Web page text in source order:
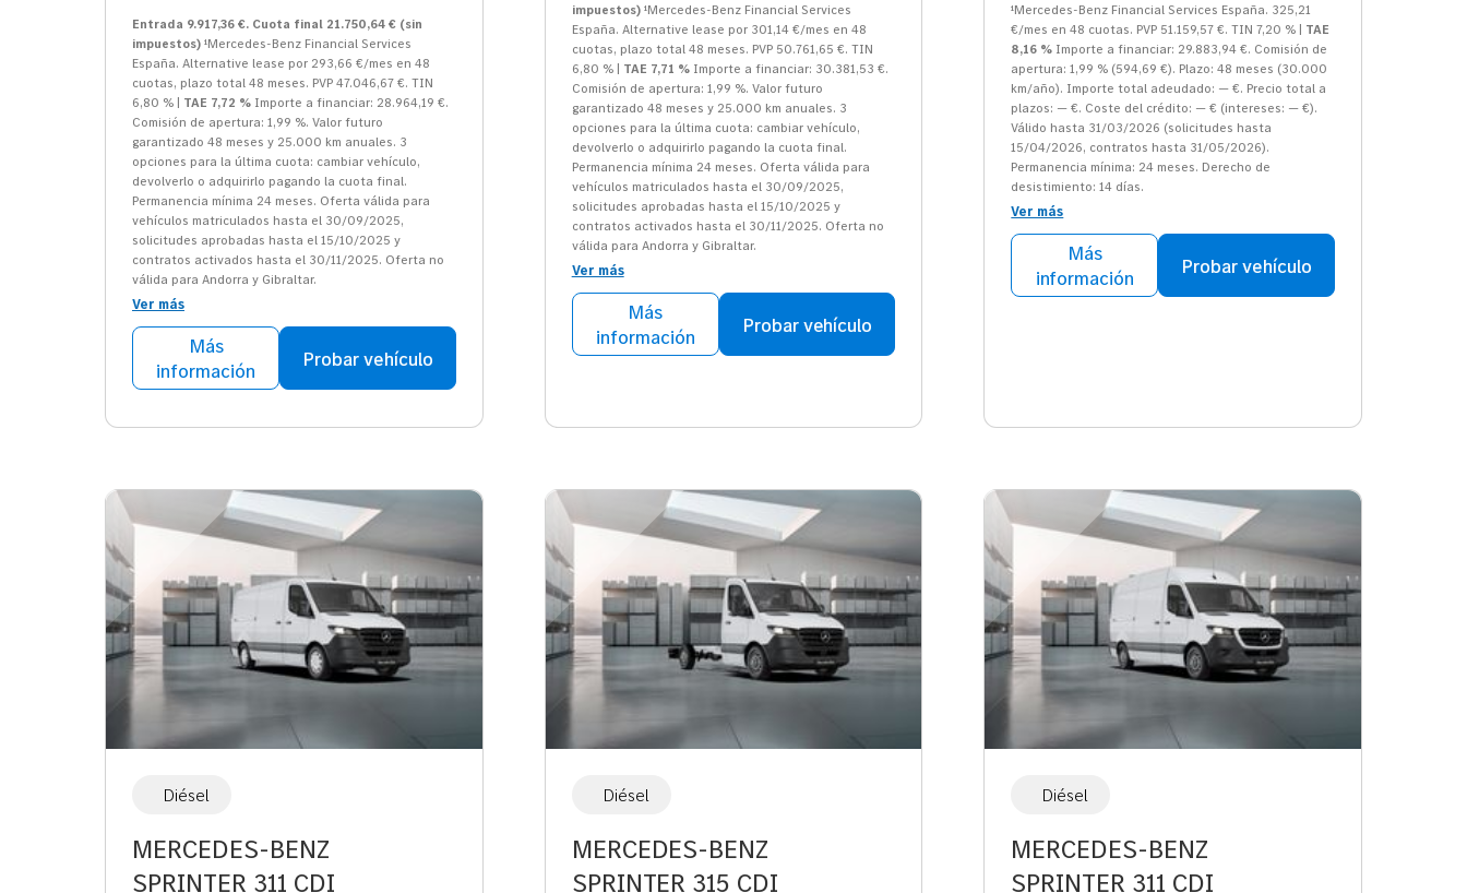
Entrada 9.917,36 €. Cuota final 21.750,64 € (sin
impuestos) ¹Mercedes-Benz Financial Services
España. Alternative lease por 293,66 €/mes en 48
cuotas, plazo total 48 meses. PVP 47.046,67 €. TIN
6,80 % | TAE 7,72 % Importe a financiar: 28.964,19 €.
Comisión de apertura: 1,99 %. Valor futuro
garantizado 48 meses y 25.000 km anuales. 3
opciones para la última cuota: cambiar vehículo,
devolverlo o adquirirlo pagando la cuota final.
Permanencia mínima 24 meses. Oferta válida para
vehículos matriculados hasta el 30/09/2025,
solicitudes aprobadas hasta el 15/10/2025 y
contratos activados hasta el 30/11/2025. Oferta no
válida para Andorra y Gibraltar.
Ver más
Más
información
Probar vehículo
impuestos)¹Mercedes-Benz Financial Services
España. Alternative lease por 301,14 €/mes en 48
cuotas, plazo total 48 meses. PVP 50.761,65 €. TIN
6,80 % | TAE 7,71 %Importe a financiar: 30.381,53 €.
Comisión de apertura: 1,99 %. Valor futuro
garantizado 48 meses y 25.000 km anuales. 3
opciones para la última cuota: cambiar vehículo,
devolverlo o adquirirlo pagando la cuota final.
Permanencia mínima 24 meses. Oferta válida para
vehículos matriculados hasta el 30/09/2025,
solicitudes aprobadas hasta el 15/10/2025 y
contratos activados hasta el 30/11/2025. Oferta no
válida para Andorra y Gibraltar.
Ver más
Más
información
Probar vehículo
¹Mercedes-Benz Financial Services España. 325,21
€/mes en 48 cuotas. PVP 51.159,57 €. TIN 7,20 % | TAE
8,16 % Importe a financiar: 29.883,94 €. Comisión de
apertura: 1,99 % (594,69 €). Plazo: 48 meses (30.000
km/año). Importe total adeudado: — €. Precio total a
plazos: — €. Coste del crédito: — € (intereses: — €).
Válido hasta 31/03/2026 (solicitudes hasta
15/04/2026, contratos hasta 31/05/2026).
Permanencia mínima: 24 meses. Derecho de
desistimiento: 14 días.
Ver más
Más
información
Probar vehículo
Diésel
MERCEDES-BENZ
SPRINTER 311 CDI
Diésel
MERCEDES-BENZ
SPRINTER 315 CDI
Diésel
MERCEDES-BENZ
SPRINTER 311 CDI